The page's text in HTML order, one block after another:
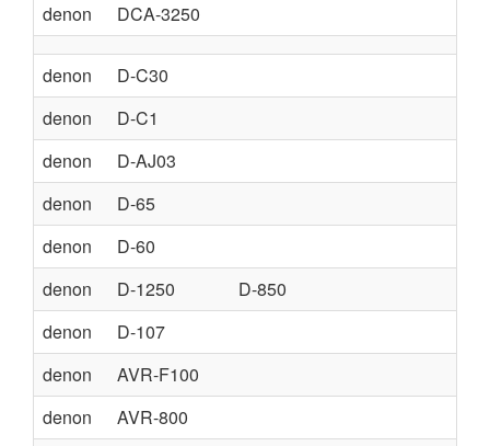
denon
DCA-3250
denon
D-C30
denon
D-C1
denon
D-AJ03
denon
D-65
denon
D-60
denon
D-1250
D-850
denon
D-107
denon
AVR-F100
denon
AVR-800